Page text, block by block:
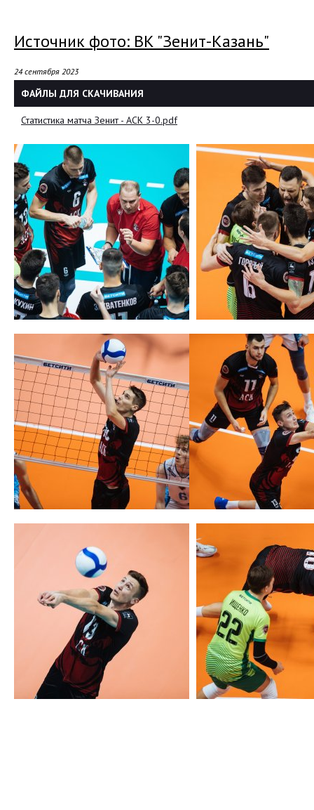
Источник фото: ВК "Зенит-Казань"
24 сентября 2023
ФАЙЛЫ ДЛЯ СКАЧИВАНИЯ
Статистика матча Зенит - АСК 3-0.pdf